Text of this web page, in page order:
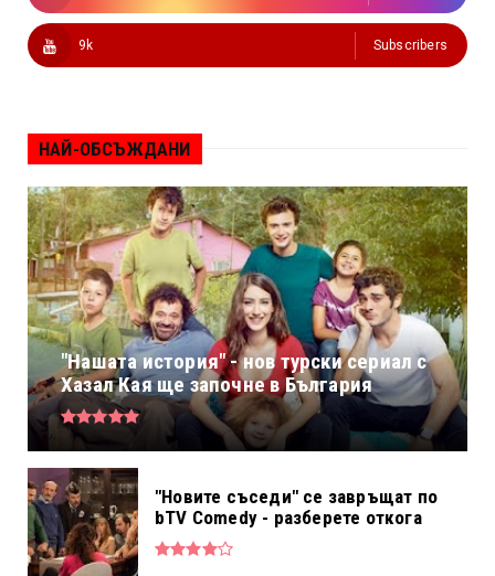
9k Subscribers
НАЙ-ОБСЪЖДАНИ
"Нашата история" - нов турски сериал с
Хазал Кая ще започне в България
"Новите съседи" се завръщат по
bTV Comedy - разберете откога